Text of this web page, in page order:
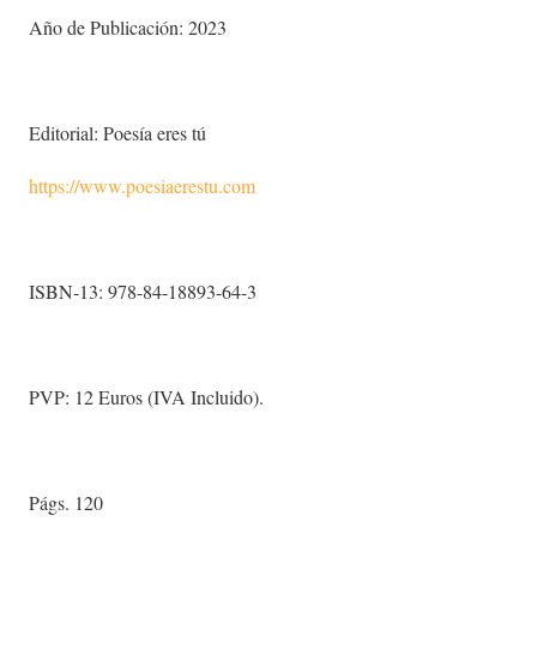
Año de Publicación: 2023
Editorial: Poesía eres tú
https://www.poesiaerestu.com
ISBN-13: 978-84-18893-64-3
PVP: 12 Euros (IVA Incluido).
Págs. 120